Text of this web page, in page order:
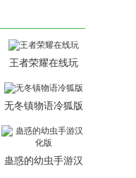
王者荣耀在线玩
无冬镇物语冷狐版
蛊惑的幼虫手游汉